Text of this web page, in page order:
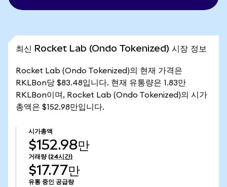
최신 Rocket Lab (Ondo Tokenized) 시장 정보
Rocket Lab (Ondo Tokenized)의 현재 가격은
RKLBon당 $83.48입니다. 현재 유통량은 1.83만
RKLBon이며, Rocket Lab (Ondo Tokenized)의 시가
총액은 $152.98만입니다.
시가총액
$152.98만
거래량 (24시간)
$17.77만
유통 중인 공급량